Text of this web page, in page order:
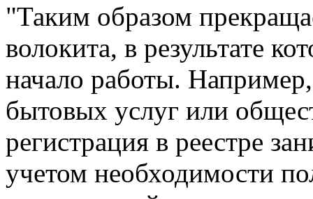
"Таким образом
волокита, в результате
начало работы.
бытовых услуг или
регистрация в реестре
учетом необходимости